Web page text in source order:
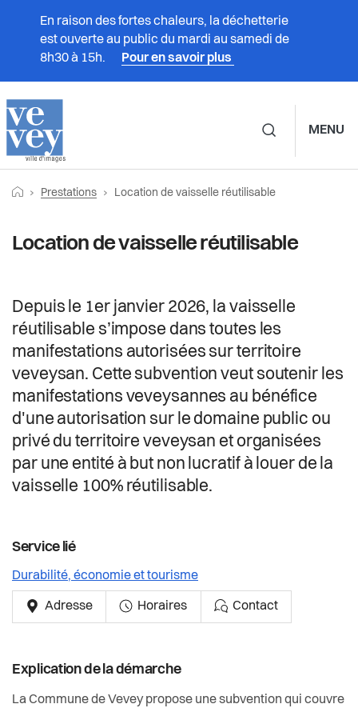
En raison des fortes chaleurs, la déchetterie
est ouverte au public du mardi au samedi de
8h30 à 15h.
Pour en savoir plus
MENU
Prestations
Vivre à Vevey
Vie politique
Actualités
Pilier public
Règlements
FilRetourner vers la page d'accueil
Prestations Page actuelle:
Location de vaisselle réutilisable
Location de vaisselle réutilisable
Depuis le 1er janvier 2026, la vaisselle
réutilisable s’impose dans toutes les
manifestations autorisées sur territoire
veveysan. Cette subvention veut soutenir les
manifestations veveysannes au bénéfice
d'une autorisation sur le domaine public ou
privé du territoire veveysan et organisées
par une entité à but non lucratif à louer de la
vaisselle 100% réutilisable.
Service lié
Durabilité, économie et tourisme
Adresse Horaires Contact
Explication de la démarche
La Commune de Vevey propose une subvention qui couvre